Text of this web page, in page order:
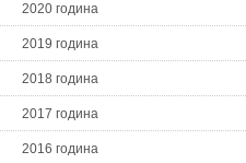
2020 година
2019 година
2018 година
2017 година
2016 година